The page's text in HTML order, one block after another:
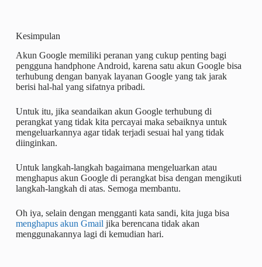
Kesimpulan
Akun Google memiliki peranan yang cukup penting bagi
pengguna handphone Android, karena satu akun Google bisa
terhubung dengan banyak layanan Google yang tak jarak
berisi hal-hal yang sifatnya pribadi.
Untuk itu, jika seandaikan akun Google terhubung di
perangkat yang tidak kita percayai maka sebaiknya untuk
mengeluarkannya agar tidak terjadi sesuai hal yang tidak
diinginkan.
Untuk langkah-langkah bagaimana mengeluarkan atau
menghapus akun Google di perangkat bisa dengan mengikuti
langkah-langkah di atas. Semoga membantu.
Oh iya, selain dengan mengganti kata sandi, kita juga bisa
menghapus akun Gmail jika berencana tidak akan
menggunakannya lagi di kemudian hari.